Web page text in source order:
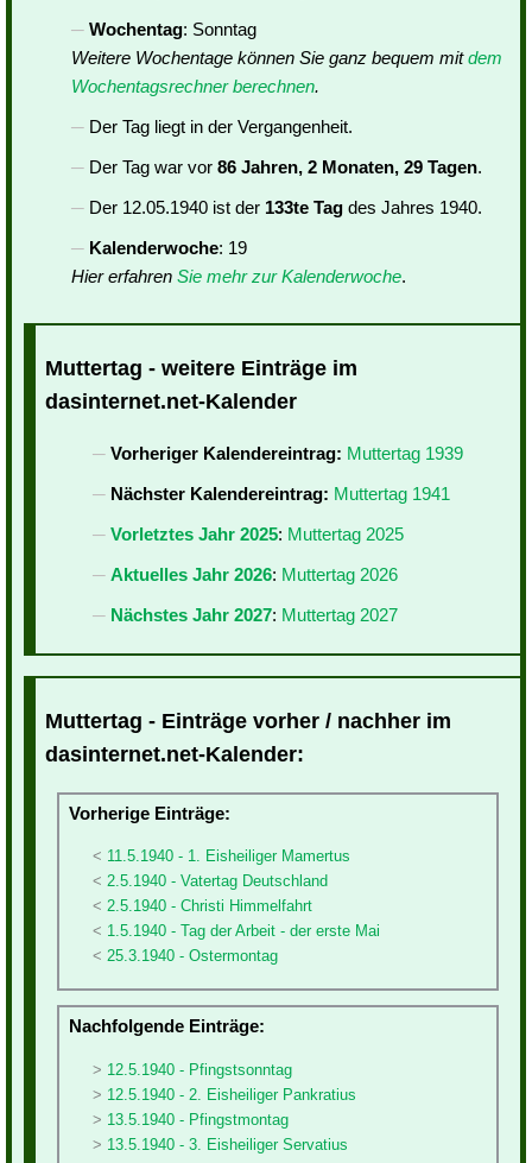
Wochentag: Sonntag
Weitere Wochentage können Sie ganz bequem mitdem
Wochentagsrechner berechnen.
Der Tag liegt in der Vergangenheit.
Der Tag war vor 86 Jahren, 2 Monaten, 29 Tagen.
Der 12.05.1940 ist der 133te Tag des Jahres 1940.
Kalenderwoche: 19
Hier erfahren Sie mehr zur Kalenderwoche.
Muttertag - weitere Einträge im
dasinternet.net-Kalender
Vorheriger Kalendereintrag: Muttertag 1939
Nächster Kalendereintrag: Muttertag 1941
Vorletztes Jahr 2025: Muttertag 2025
Aktuelles Jahr 2026: Muttertag 2026
Nächstes Jahr 2027: Muttertag 2027
Muttertag - Einträge vorher / nachher im
dasinternet.net-Kalender:
Vorherige Einträge:
11.5.1940 - 1. Eisheiliger Mamertus
2.5.1940 - Vatertag Deutschland
2.5.1940 - Christi Himmelfahrt
1.5.1940 - Tag der Arbeit - der erste Mai
25.3.1940 - Ostermontag
Nachfolgende Einträge:
12.5.1940 - Pfingstsonntag
12.5.1940 - 2. Eisheiliger Pankratius
13.5.1940 - Pfingstmontag
13.5.1940 - 3. Eisheiliger Servatius